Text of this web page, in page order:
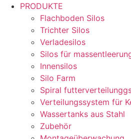
PRODUKTE
Flachboden Silos
Trichter Silos
Verladesilos
Silos für
Innensilos
Silo Farm
Spiral
Verteilungssystem für
Wassertanks aus Stahl
Zubehör